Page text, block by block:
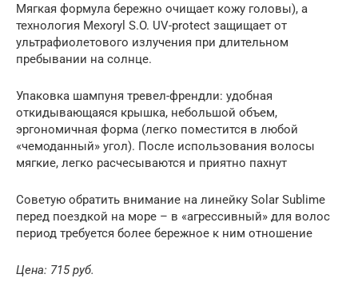
Мягкая формула бережно очищает кожу головы), а
технология Mexoryl S.O. UV-protect защищает от
ультрафиолетового излучения при длительном
пребывании на солнце.
Упаковка шампуня тревел-френдли: удобная
откидывающаяся крышка, небольшой объем,
эргономичная форма (легко поместится в любой
«чемоданный» угол). После использования волосы
мягкие, легко расчесываются и приятно пахнут
Советую обратить внимание на линейку Solar Sublime
перед поездкой на море – в «агрессивный» для волос
период требуется более бережное к ним отношение
Цена: 715 руб.